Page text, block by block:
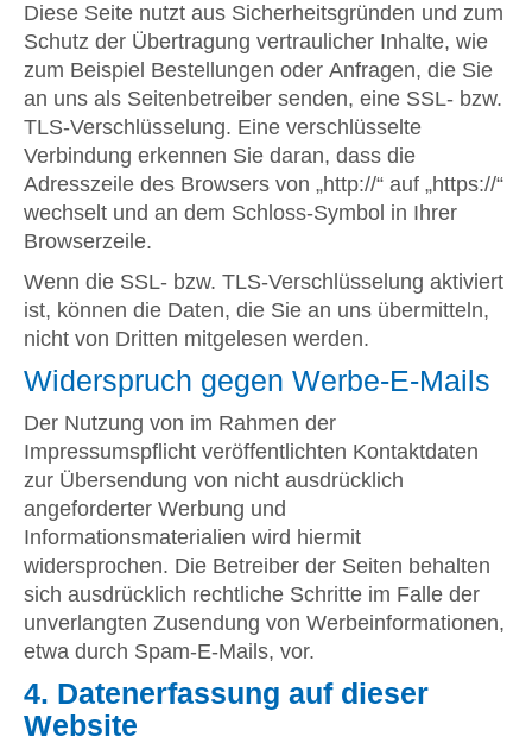
Diese Seite nutzt aus Sicherheitsgründen und zum
Schutz der Übertragung vertraulicher Inhalte, wie
zum Beispiel Bestellungen oder Anfragen, die Sie
an uns als Seitenbetreiber senden, eine SSL- bzw.
TLS-Verschlüsselung. Eine verschlüsselte
Verbindung erkennen Sie daran, dass die
Adresszeile des Browsers von „http://“ auf „https://“
wechselt und an dem Schloss-Symbol in Ihrer
Browserzeile.
Wenn die SSL- bzw. TLS-Verschlüsselung aktiviert
ist, können die Daten, die Sie an uns übermitteln,
nicht von Dritten mitgelesen werden.
Widerspruch gegen Werbe-E-Mails
Der Nutzung von im Rahmen der
Impressumspflicht veröffentlichten Kontaktdaten
zur Übersendung von nicht ausdrücklich
angeforderter Werbung und
Informationsmaterialien wird hiermit
widersprochen. Die Betreiber der Seiten behalten
sich ausdrücklich rechtliche Schritte im Falle der
unverlangten Zusendung von Werbeinformationen,
etwa durch Spam-E-Mails, vor.
4. Datenerfassung auf dieser
Website